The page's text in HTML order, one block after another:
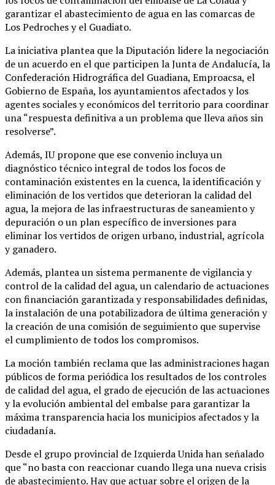
garantizar el abastecimiento de agua en las comarcas de
Los Pedroches y el Guadiato.
La iniciativa plantea que la Diputación lidere la negociación
de un acuerdo en el que participen la Junta de Andalucía, la
Confederación Hidrográfica del Guadiana, Emproacsa, el
Gobierno de España, los ayuntamientos afectados y los
agentes sociales y económicos del territorio para coordinar
una “respuesta definitiva a un problema que lleva años sin
resolverse”.
Además, IU propone que ese convenio incluya un
diagnóstico técnico integral de todos los focos de
contaminación existentes en la cuenca, la identificación y
eliminación de los vertidos que deterioran la calidad del
agua, la mejora de las infraestructuras de saneamiento y
depuración o un plan específico de inversiones para
eliminar los vertidos de origen urbano, industrial, agrícola
y ganadero.
Además, plantea un sistema permanente de vigilancia y
control de la calidad del agua, un calendario de actuaciones
con financiación garantizada y responsabilidades definidas,
la instalación de una potabilizadora de última generación y
la creación de una comisión de seguimiento que supervise
el cumplimiento de todos los compromisos.
La moción también reclama que las administraciones hagan
públicos de forma periódica los resultados de los controles
de calidad del agua, el grado de ejecución de las actuaciones
y la evolución ambiental del embalse para garantizar la
máxima transparencia hacia los municipios afectados y la
ciudadanía.
Desde el grupo provincial de Izquierda Unida han señalado
que “no basta con reaccionar cuando llega una nueva crisis
de abastecimiento. Hay que actuar sobre el origen de la